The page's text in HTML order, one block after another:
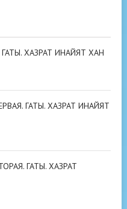
ХАЗРАТ ИНАЙЯТ ХАН
ГАТЫ. ХАЗРАТ ИНАЙЯТ
ГАТЫ. ХАЗРАТ